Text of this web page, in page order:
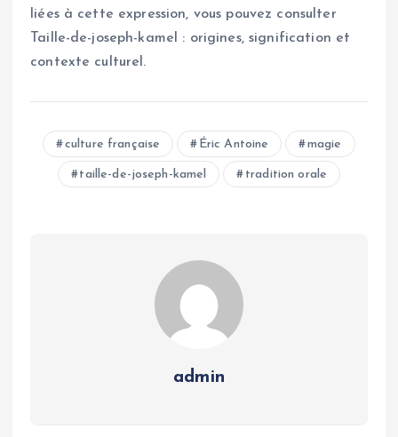
liées à cette expression, vous pouvez consulter
Taille-de-joseph-kamel : origines, signification et
contexte culturel.
culture française Éric Antoine magie
taille-de-joseph-kamel tradition orale
admin